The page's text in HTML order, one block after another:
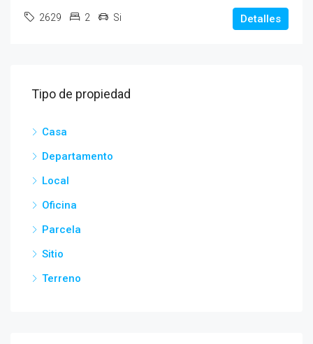
2629 2 Si Detalles
Tipo de propiedad
Casa
Departamento
Local
Oficina
Parcela
Sitio
Terreno